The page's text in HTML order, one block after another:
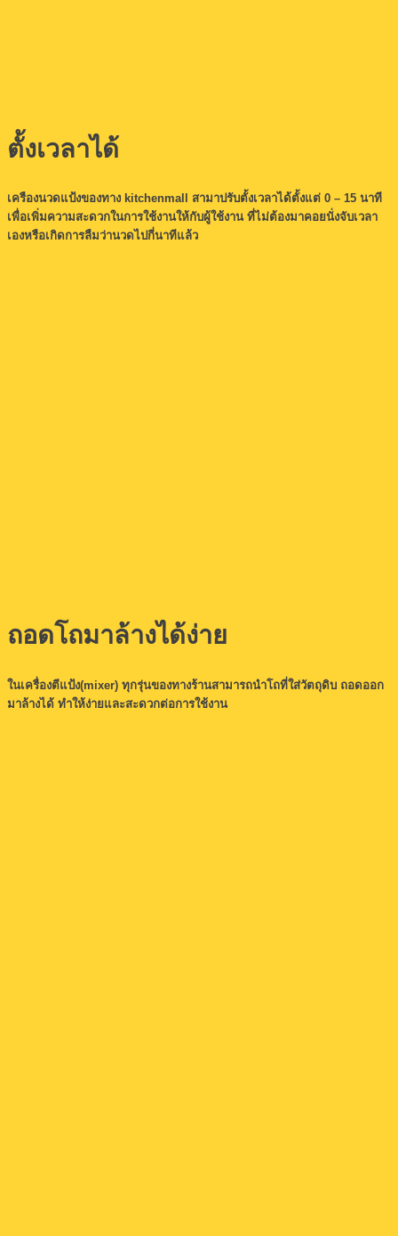
ตั้งเวลาได้
เครืองนวดแป้งของทาง kitchenmall สามาปรับตั้งเวลาได้ตั้งแต่ 0 – 15 นาที
เพื่อเพิ่มความสะดวกในการใช้งานให้กับผู้ใช้งาน ที่ไม่ต้องมาคอยนั่งจับเวลา
เองหรือเกิดการลืมว่านวดไปกี่นาทีแล้ว
ถอดโถมาล้างได้ง่าย
ในเครื่องตีแป้ง(mixer) ทุกรุ่นของทางร้านสามารถนำโถที่ใส่วัตถุดิบ ถอดออก
มาล้างได้ ทำให้ง่ายและสะดวกต่อการใช้งาน